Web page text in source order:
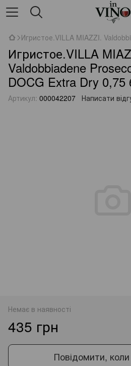
Игристое.VILLA MIAZZI.
Игристое.VILLA
Valdobbiadene
DOCG Extra Dry 0,75
Артикул: 000042207 Написати
Немає в наявності
435 грн
Повідомити,